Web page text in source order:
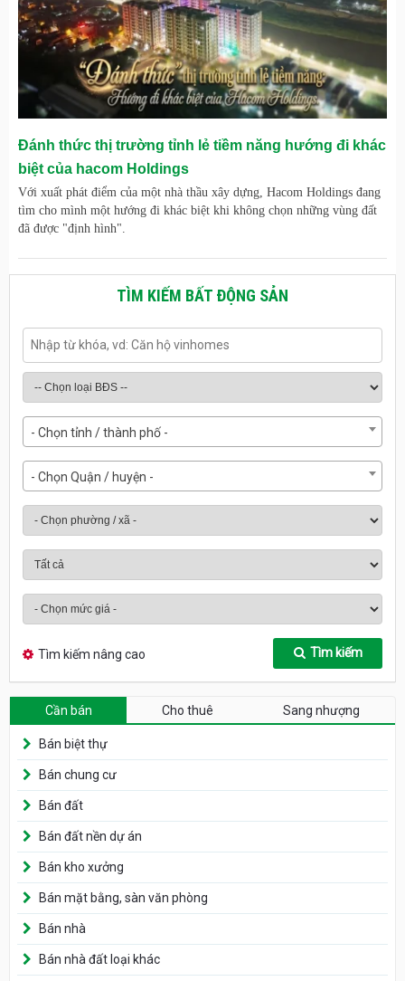
Đánh thức thị trường tỉnh lẻ tiềm năng hướng đi khác
biệt của hacom Holdings
Với xuất phát điểm của một nhà thầu xây dựng, Hacom Holdings đang
tìm cho mình một hướng đi khác biệt khi không chọn những vùng đất
đã được "định hình".
TÌM KIẾM BẤT ĐỘNG SẢN
- Chọn tỉnh / thành phố -
- Chọn Quận / huyện -
Tìm kiếm nâng cao Tìm kiếm
Cần bán Cho thuê Sang nhượng
Bán biệt thự
Bán chung cư
Bán đất
Bán đất nền dự án
Bán kho xưởng
Bán mặt bằng, sàn văn phòng
Bán nhà
Bán nhà đất loại khác